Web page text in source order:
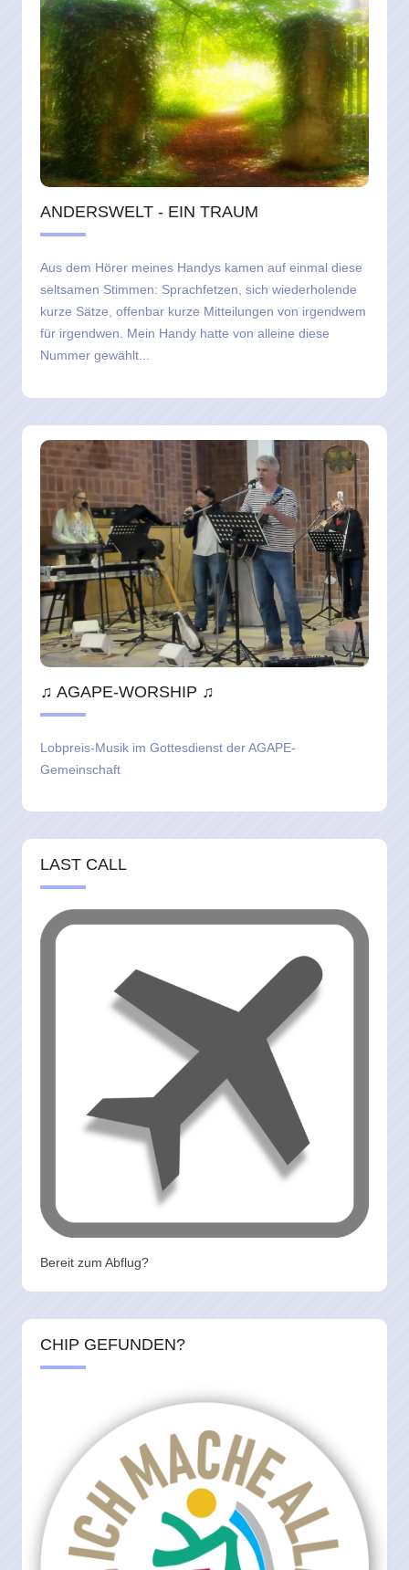
ANDERSWELT - EIN TRAUM
Aus dem Hörer meines Handys kamen auf einmal diese
seltsamen Stimmen: Sprachfetzen, sich wiederholende
kurze Sätze, offenbar kurze Mitteilungen von irgendwem
für irgendwen. Mein Handy hatte von alleine diese
Nummer gewählt...
♫ AGAPE-WORSHIP ♫
Lobpreis-Musik im Gottesdienst der AGAPE-
Gemeinschaft
LAST CALL
Bereit zum Abflug?
CHIP GEFUNDEN?